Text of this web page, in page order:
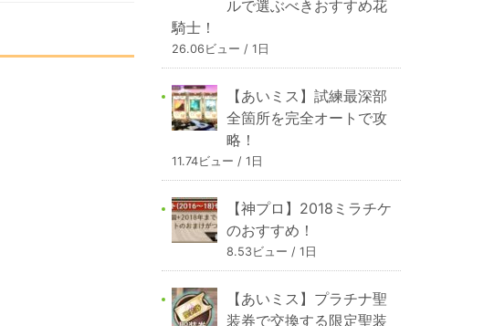
ルで選ぶべきおすすめ花
騎士！
26.06ビュー / 1日
【あいミス】試練最深部
全箇所を完全オートで攻
略！
11.74ビュー / 1日
【神プロ】2018ミラチケ
のおすすめ！
8.53ビュー / 1日
【あいミス】プラチナ聖
装券で交換する限定聖装